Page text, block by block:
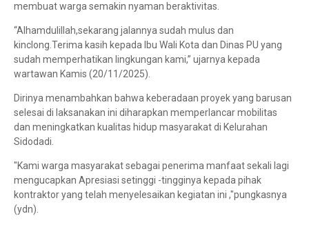
membuat warga semakin nyaman beraktivitas.
“Alhamdulillah,sekarang jalannya sudah mulus dan
kinclong.Terima kasih kepada Ibu Wali Kota dan Dinas PU yang
sudah memperhatikan lingkungan kami,” ujarnya kepada
wartawan Kamis (20/11/2025).
Dirinya menambahkan bahwa keberadaan proyek yang barusan
selesai di laksanakan ini diharapkan memperlancar mobilitas
dan meningkatkan kualitas hidup masyarakat di Kelurahan
Sidodadi.
"Kami warga masyarakat sebagai penerima manfaat sekali lagi
mengucapkan Apresiasi setinggi -tingginya kepada pihak
kontraktor yang telah menyelesaikan kegiatan ini ,"pungkasnya
(ydn).